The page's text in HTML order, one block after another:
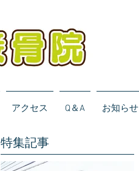
アクセス Q＆A お知らせ
特集記事